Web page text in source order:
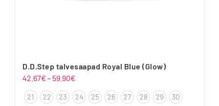
D.D.Step talvesaapad Royal Blue (Glow)
42.67€ – 59.90€
42.67€
kuni
21 22 23 24 25 26 27 28 29
30